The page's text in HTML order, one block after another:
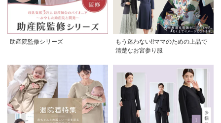
助産院監修シリーズ
もう迷わない!!ママのための上品で
清楚なお宮参り服